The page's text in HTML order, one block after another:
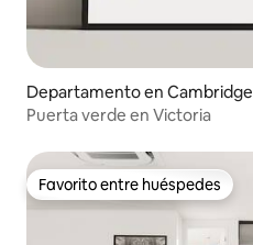
Departamento en Cambridge
Puerta verde en Victoria
Favorito entre huéspedes
Favorito entre huéspedes